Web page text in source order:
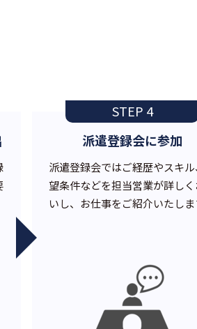
STEP 4
派遣登録会に参加
派遣登録会ではご経歴やスキ
望条件などを担当営業が詳し
いし、お仕事をご紹介いたしま